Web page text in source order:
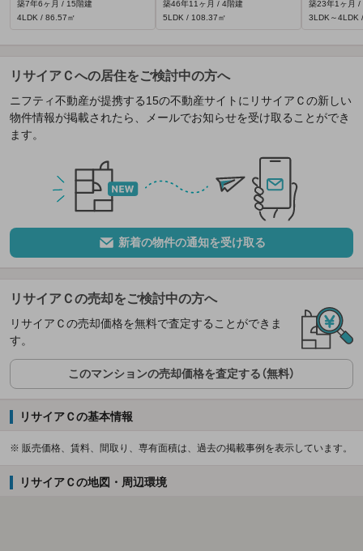
築7年6ヶ月 / 15階建
4LDK / 86.57㎡
築46年11ヶ月 / 4階建
5LDK / 108.37㎡
築23年1ヶ月 /
3LDK～4LDK
リサイアＣへの居住をご検討中の方へ
ニフティ不動産が提携する15の不動産サイトにリサイアＣの新しい
物件情報が掲載されたら、メールでお知らせを受け取ることができ
ます。
新着の物件の通知を受け取る
リサイアＣの売却をご検討中の方へ
リサイアＣの売却価格を無料で査定することができま
す。
このマンションの売却価格を査定する（無料）
リサイアＣの基本情報
※ 販売価格、賃料、間取り、専有面積は、過去の掲載事例を表示しています。
リサイアＣの地図・周辺環境